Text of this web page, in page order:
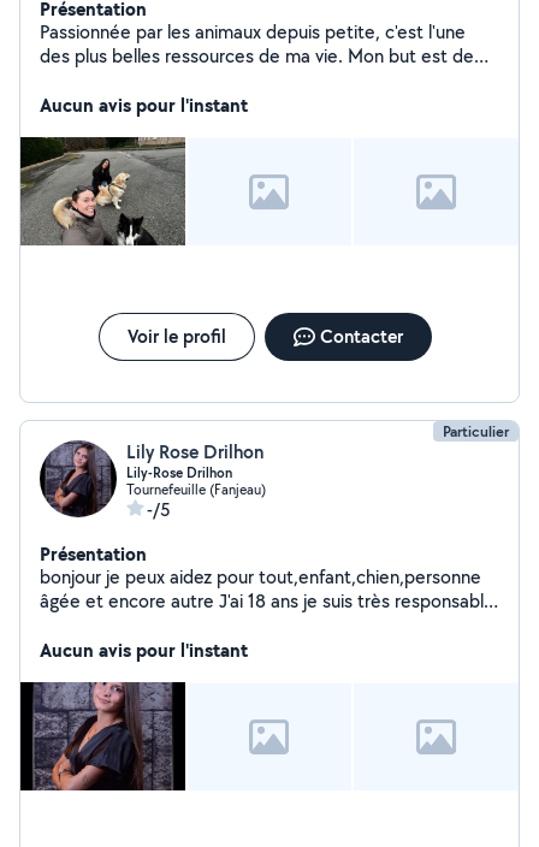
Présentation
Passionnée par les animaux depuis petite, c'est l'une
des plus belles ressources de ma vie. Mon but est de
enfants.
Aucun avis pour l'instant
Voir le profil Contacter
Particulier
Lily Rose Drilhon
Lily-Rose Drilhon
Tournefeuille (Fanjeau)
-/5
Présentation
bonjour je peux aidez pour tout,enfant,chien,personne
âgée et encore autre J'ai 18 ans je suis très responsable
Aucun avis pour l'instant